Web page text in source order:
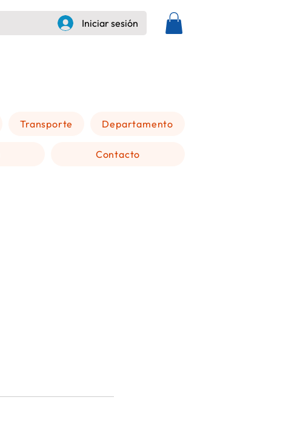
Iniciar sesión
Transporte Departamento
Contacto